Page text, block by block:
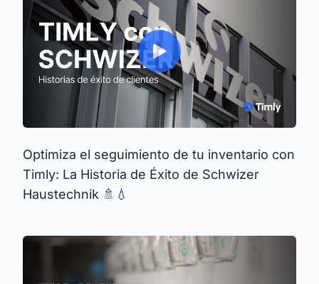
Optimiza el seguimiento de tu inventario con
Timly: La Historia de Éxito de Schwizer
Haustechnik 🚿💧️